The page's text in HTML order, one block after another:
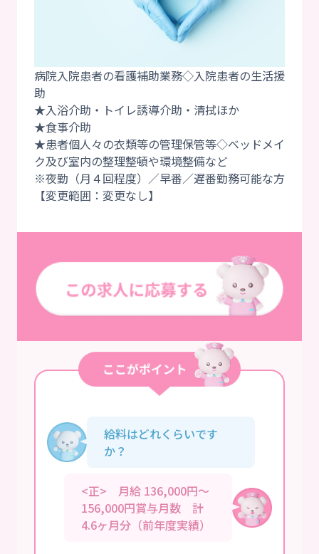
病院入院患者の看護補助業務◇入院患者の生活援
助
★入浴介助・トイレ誘導介助・清拭ほか
★食事介助
★患者個人々の衣類等の管理保管等◇ベッドメイ
ク及び室内の整理整頓や環境整備など
※夜勤（月４回程度）／早番／遅番勤務可能な方
給料はどれくらいです
か？
<正> 月給 136,000円～
156,000円賞与月数 計
4.6ヶ月分（前年度実績）